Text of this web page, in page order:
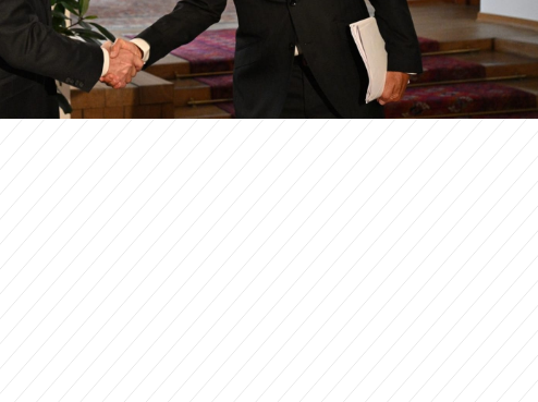
že mu dřívější příchod nevyšel. Po krátkém
složení delegace na summit NATO neshodli.